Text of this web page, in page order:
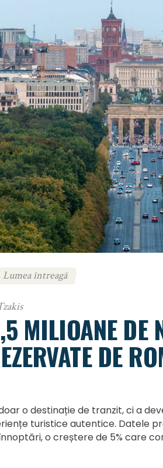
Lumea întreagă
MILIOANE DE
DE
o destinație de tranzit, ci a
turistice autentice. Datele
o creștere de 5% care